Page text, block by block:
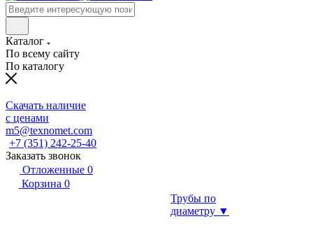
Каталог
По всему сайту
По каталогу
Скачать наличие
с ценами
m5@texnomet.com
+7 (351) 242-25-40
Заказать звонок
Отложенные 0
Корзина 0
Трубы по
диаметру ▼